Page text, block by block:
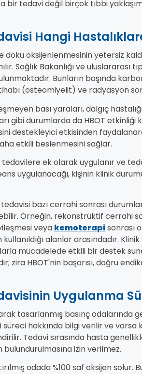
bir tedavi değil birçok tıbbi
Hangi
doku oksijenlenmesinin yetersiz
Sağlık Bakanlığı ve uluslararası
Bunların başında
(osteomiyelit) ve radyasyon
bası yaraları, dalgıç
gibi durumlarda da HBOT etkinliği
destekleyici etkisinden
etkili beslenmesini sağlar.
ek olarak uygulanır ve
uygulanacağı, kişinin klinik
bazı cerrahi sonrası
Örneğin, rekonstrüktif cerrahi
veya kemoterapisonrası
kullanıldığı alanlar arasındadır.
mücadelede etkili bir destek
zira HBOT'nin başarısı, doğru
Uygulanma
tasarlanmış basınç odalarında
hakkında bilgi verilir ve varsa
Tedavi sırasında hasta
izin verilmez.
odada %100 saf oksijen